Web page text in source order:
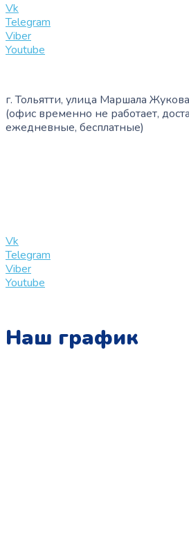
Vk
Telegram
Viber
Youtube
г. Тольятти, улица Маршала
(офис временно не работает,
ежедневные, бесплатные)
Vk
Telegram
Viber
Youtube
Наш график